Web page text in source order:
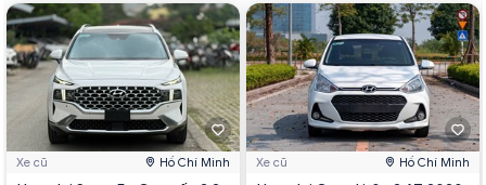
Xe cũ Hồ Chí Minh Xe cũ Hồ Chí Minh